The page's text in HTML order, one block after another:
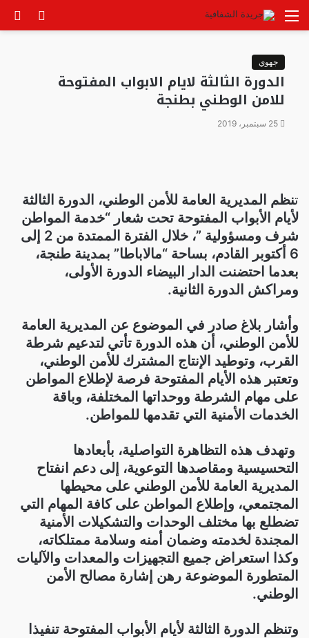
الوضع
القائمة
جهوي
الدورة الثالثة لايام الابواب المفتوحة
للامن الوطني بطنجة
25 سبتمبر، 2019
تنظم المديرية العامة للأمن الوطني، الدورة الثالثة
لأيام الأبواب المفتوحة تحت شعار “خدمة المواطن
شرف ومسؤولية ”، خلال الفترة الممتدة من 2 إلى
6 أكتوبر القادم، بساحة “مالاباطا” بمدينة طنجة،
بعدما احتضنت الدار البيضاء الدورة الأولى،
ومراكش الدورة الثانية.
وأشار بلاغ صادر في الموضوع عن المديرية العامة
للأمن الوطني، أن هذه الدورة تأتي لتدعيم شرطة
القرب، وتوطيد الإنتاج المشترك للأمن الوطني،
وتعتبر هذه الأيام المفتوحة فرصة لإطلاع المواطن
على مهام الشرطة ووحداتها المختلفة، وباقة
الخدمات الأمنية التي تقدمها للمواطن.
‏ وتهدف هذه التظاهرة التواصلية، بأبعادها
التحسيسية ومقاصدها التوعوية، إلى دعم انفتاح
المديرية العامة للأمن الوطني على محيطها
المجتمعي، وإطلاع المواطن على كافة المهام التي
تضطلع بها مختلف الوحدات والتشكيلات الأمنية
المجندة لخدمته وضمان أمنه وسلامة ممتلكاته،
وكذا استعراض جميع التجهيزات والمعدات والآليات
المتطورة الموضوعة رهن إشارة مصالح الأمن
الوطني.
وتنظم الدورة الثالثة لأيام الأبواب المفتوحة تنفيذا